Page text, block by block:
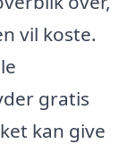
vil koste.
gratis
kan give